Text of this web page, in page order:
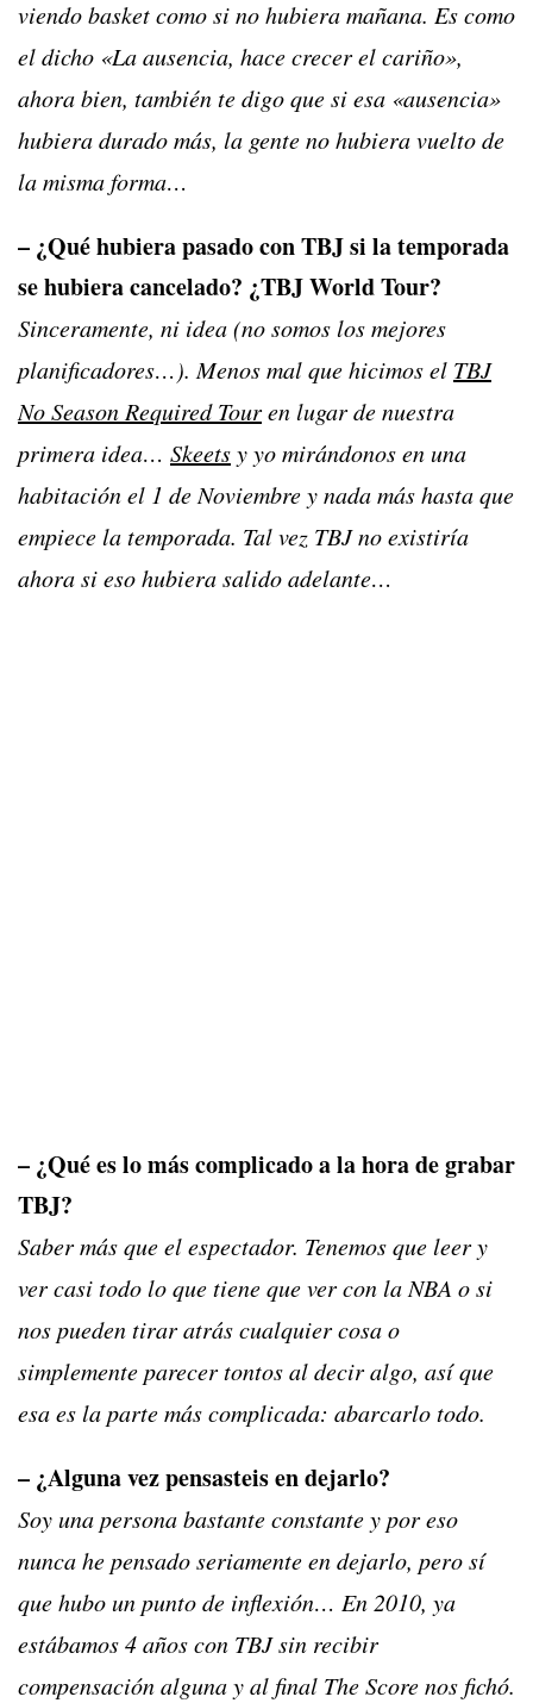
viendo basket como si no hubiera mañana. Es como
el dicho «La ausencia, hace crecer el cariño»,
ahora bien, también te digo que si esa «ausencia»
hubiera durado más, la gente no hubiera vuelto de
la misma forma…
– ¿Qué hubiera pasado con TBJ si la temporada
se hubiera cancelado? ¿TBJ World Tour?
Sinceramente, ni idea (no somos los mejores
planificadores…). Menos mal que hicimos el TBJ
No Season Required Touren lugar de nuestra
primera idea… Skeetsy yo mirándonos en una
habitación el 1 de Noviembre y nada más hasta que
empiece la temporada. Tal vez TBJ no existiría
ahora si eso hubiera salido adelante…
– ¿Qué es lo más complicado a la hora de grabar
TBJ?
Saber más que el espectador. Tenemos que leer y
ver casi todo lo que tiene que ver con la NBA o si
nos pueden tirar atrás cualquier cosa o
simplemente parecer tontos al decir algo, así que
esa es la parte más complicada: abarcarlo todo.
– ¿Alguna vez pensasteis en dejarlo?
Soy una persona bastante constante y por eso
nunca he pensado seriamente en dejarlo, pero sí
que hubo un punto de inflexión… En 2010, ya
estábamos 4 años con TBJ sin recibir
compensación alguna y al final The Score nos fichó.